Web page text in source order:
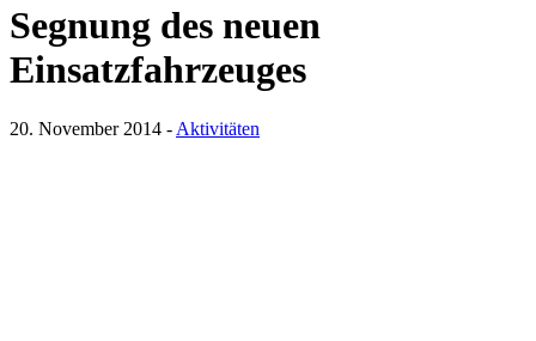
Segnung des neuen
Einsatzfahrzeuges
20. November 2014 - Aktivitäten